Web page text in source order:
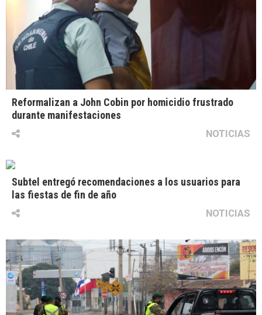
Reformalizan a John Cobin por homicidio frustrado
durante manifestaciones
NOTICIAS
Subtel entregó recomendaciones a los usuarios para
las fiestas de fin de año
NOTICIAS